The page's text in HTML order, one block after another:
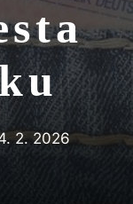
2. 2026